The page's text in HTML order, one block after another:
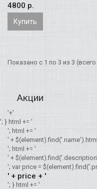
4800 p.
Купить
Показано с 1 по 3 из 3
Акции
'+'
'; } html += '
'; html += '
' +
'; html += '
' +
'; var price =
' + price + '
'; } html += '